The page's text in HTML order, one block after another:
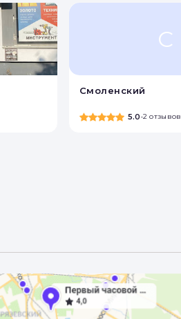
С
Смоленский
5.0•2 отзывов